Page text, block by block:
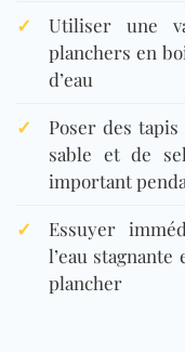
✓
Utiliser une
planchers en
d’eau
✓
Poser des
sable et de
important
✓
Essuyer
l’eau
plancher